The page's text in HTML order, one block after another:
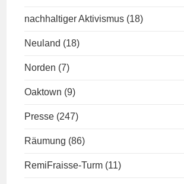
nachhaltiger Aktivismus (18)
Neuland (18)
Norden (7)
Oaktown (9)
Presse (247)
Räumung (86)
RemiFraisse-Turm (11)